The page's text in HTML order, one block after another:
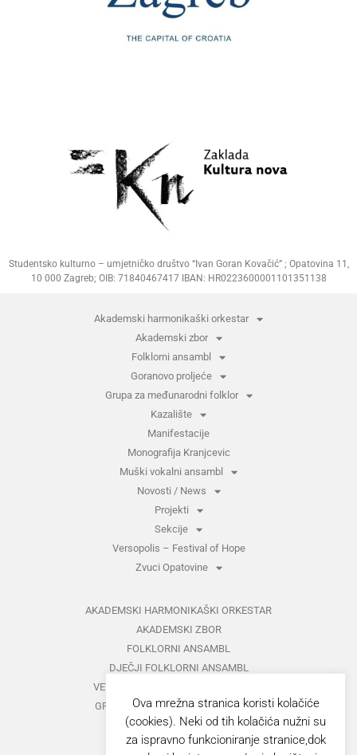
Studentsko kulturno – umjetničko društvo “Ivan Goran Kovačić” ; Opatovina 11,
10 000 Zagreb; OIB: 71840467417 IBAN: HR0223600001101351138
Akademski harmonikaški orkestar
Akademski zbor
Folklorni ansambl
Goranovo proljeće
Grupa za međunarodni folklor
Kazalište
Manifestacije
Monografija Kranjcevic
Muški vokalni ansambl
Novosti / News
Projekti
Sekcije
Versopolis – Festival of Hope
Zvuci Opatovine
AKADEMSKI HARMONIKAŠKI ORKESTAR
AKADEMSKI ZBOR
FOLKLORNI ANSAMBL
DJEČJI FOLKLORNI ANSAMBL
VETERANI FOLKLORNOG ANSAMBLA
GRUPA ZA MEĐUNARODNI FOLKLOR
KAZALIŠTE
MUŠKI VOKALNI ANSAMBL
Ova mrežna stranica koristi kolačiće
(cookies). Neki od tih kolačića nužni su
za ispravno funkcioniranje stranice,dok